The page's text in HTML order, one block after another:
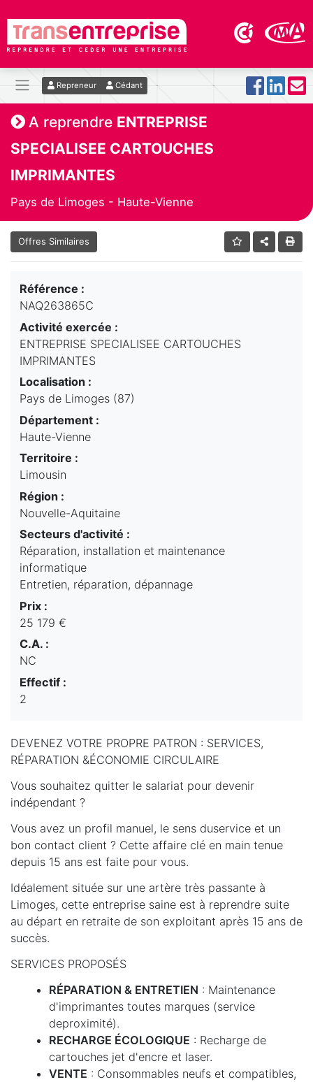
Repreneur Cédant
A reprendre ENTREPRISE
SPECIALISEE CARTOUCHES
IMPRIMANTES
Pays de Limoges - Haute-Vienne
Offres Similaires
Référence :
NAQ263865C
Activité exercée :
ENTREPRISE SPECIALISEE CARTOUCHES
IMPRIMANTES
Localisation :
Pays de Limoges (87)
Département :
Haute-Vienne
Territoire :
Limousin
Région :
Nouvelle-Aquitaine
Secteurs d'activité :
Réparation, installation et maintenance
informatique
Entretien, réparation, dépannage
Prix :
25 179 €
C.A. :
NC
Effectif :
2
DEVENEZ VOTRE PROPRE PATRON : SERVICES,
RÉPARATION &ÉCONOMIE CIRCULAIRE
Vous souhaitez quitter le salariat pour devenir
indépendant ?
Vous avez un profil manuel, le sens duservice et un
bon contact client ? Cette affaire clé en main tenue
depuis 15 ans est faite pour vous.
Idéalement située sur une artère très passante à
Limoges, cette entreprise saine est à reprendre suite
au départ en retraite de son exploitant après 15 ans de
succès.
SERVICES PROPOSÉS
RÉPARATION & ENTRETIEN : Maintenance
d'imprimantes toutes marques (service
deproximité).
RECHARGE ÉCOLOGIQUE : Recharge de
cartouches jet d'encre et laser.
VENTE : Consommables neufs et compatibles,